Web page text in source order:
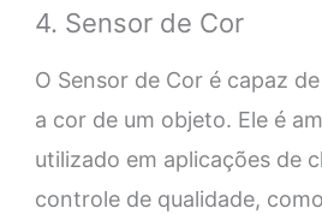
4. Sensor de Cor
O Sensor de Cor é capaz
a cor de um objeto. Ele é
utilizado em aplicações de
controle de qualidade,